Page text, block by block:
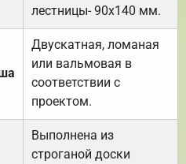
лестницы- 90х140 мм.
Двускатная, ломаная
или вальмовая в
соответствии с
проектом.
Выполнена из
строганой доски